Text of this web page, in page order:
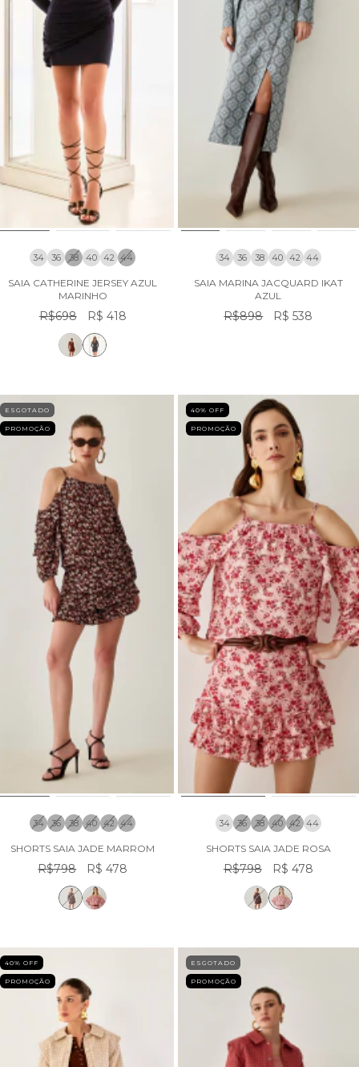
34 36 38 40 42 44
SAIA CATHERINE JERSEY AZUL
MARINHO
R$698 R$ 418
34 36 38 40 42 44
SAIA MARINA JACQUARD IKAT
AZUL
R$898 R$ 538
ESGOTADO
PROMOÇÃO
34 36 38 40 42 44
SHORTS SAIA JADE MARROM
R$798 R$ 478
40% OFF
PROMOÇÃO
34 36 38 40 42 44
SHORTS SAIA JADE ROSA
R$798 R$ 478
40% OFF
PROMOÇÃO
ESGOTADO
PROMOÇÃO